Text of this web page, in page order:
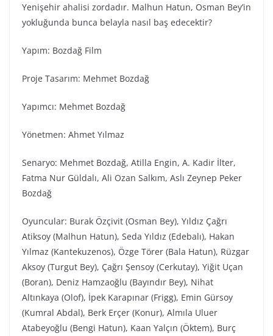
Yenişehir ahalisi zordadır. Malhun Hatun, Osman Bey’in
yokluğunda bunca belayla nasıl baş edecektir?
Yapım: Bozdağ Fi̇lm
Proje Tasarım: Mehmet Bozdağ
Yapımcı: Mehmet Bozdağ
Yönetmen: Ahmet Yılmaz
Senaryo: Mehmet Bozdağ, Atilla Engin, A. Kadir İlter,
Fatma Nur Güldalı, Ali Ozan Salkım, Aslı Zeynep Peker
Bozdağ
Oyuncular: Burak Özçivit (Osman Bey), Yıldız Çağrı
Atiksoy (Malhun Hatun), Seda Yıldız (Edebalı), Hakan
Yılmaz (Kantekuzenos), Özge Törer (Bala Hatun), Rüzgar
Aksoy (Turgut Bey), Çağrı Şensoy (Cerkutay), Yiğit Uçan
(Boran), Deniz Hamzaoğlu (Bayındır Bey), Nihat
Altınkaya (Olof), İpek Karapınar (Frigg), Emin Gürsoy
(Kumral Abdal), Berk Erçer (Konur), Almıla Uluer
Atabeyoğlu (Bengi Hatun), Kaan Yalçın (Öktem), Burç